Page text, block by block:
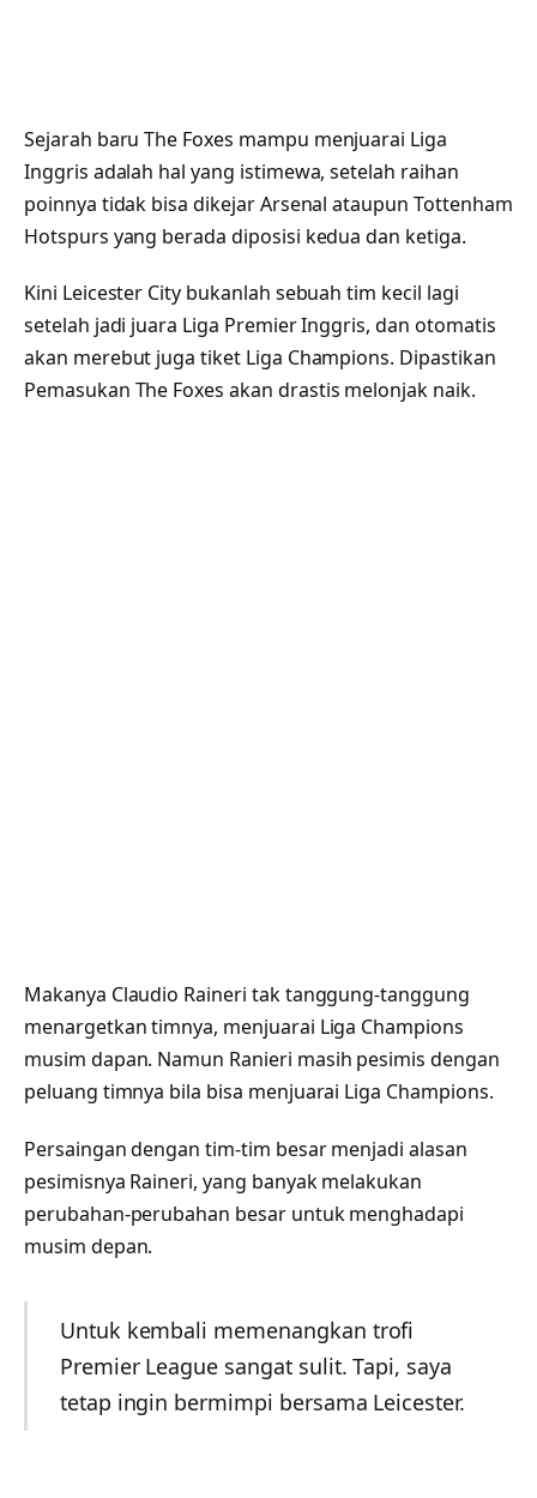
Sejarah baru The Foxes mampu menjuarai Liga
Inggris adalah hal yang istimewa, setelah raihan
poinnya tidak bisa dikejar Arsenal ataupun Tottenham
Hotspurs yang berada diposisi kedua dan ketiga.
Kini Leicester City bukanlah sebuah tim kecil lagi
setelah jadi juara Liga Premier Inggris, dan otomatis
akan merebut juga tiket Liga Champions. Dipastikan
Pemasukan The Foxes akan drastis melonjak naik.
Makanya Claudio Raineri tak tanggung-tanggung
menargetkan timnya, menjuarai Liga Champions
musim dapan. Namun Ranieri masih pesimis dengan
peluang timnya bila bisa menjuarai Liga Champions.
Persaingan dengan tim-tim besar menjadi alasan
pesimisnya Raineri, yang banyak melakukan
perubahan-perubahan besar untuk menghadapi
musim depan.
Untuk kembali memenangkan trofi
Premier League sangat sulit. Tapi, saya
tetap ingin bermimpi bersama Leicester.